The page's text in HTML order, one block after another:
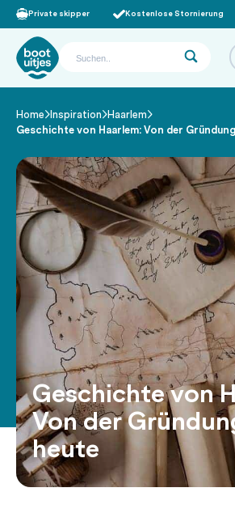
Private skipper Kostenlose Stornierung
Home/ Inspiration/Haarlem/
Geschichte von Haarlem: Von der
Geschichte von
Von der
heute